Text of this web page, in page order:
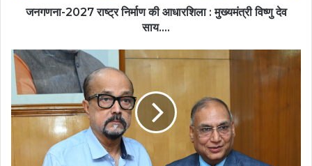
साय….जनगणना-2027 राष्ट्र निर्माण की आधारशिला : मुख्यमंत्री विष्णु देव
साय….
राज्यपाल
रमेन
डेका
राज्य